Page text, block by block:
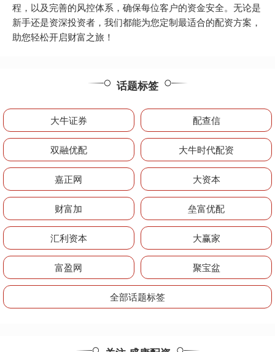
程，以及完善的风控体系，确保每位客户的资金安全。无论是
新手还是资深投资者，我们都能为您定制最适合的配资方案，
助您轻松开启财富之旅！
话题标签
大牛证券 配查信
双融优配 大牛时代配资
嘉正网 大资本
财富加 垒富优配
汇利资本 大赢家
富盈网 聚宝盆
全部话题标签